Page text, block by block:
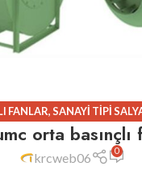
FANLAR,SANAYI TIPI
orta basınçlı
krcweb06 0